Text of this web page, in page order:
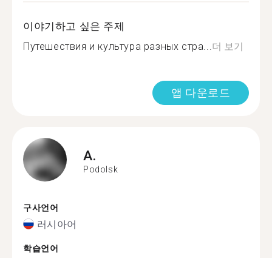
이야기하고 싶은 주제
Путешествия и культура разных стра...더 보기
앱 다운로드
A.
Podolsk
구사언어
러시아어
학습언어